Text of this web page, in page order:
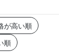
が高い順
順